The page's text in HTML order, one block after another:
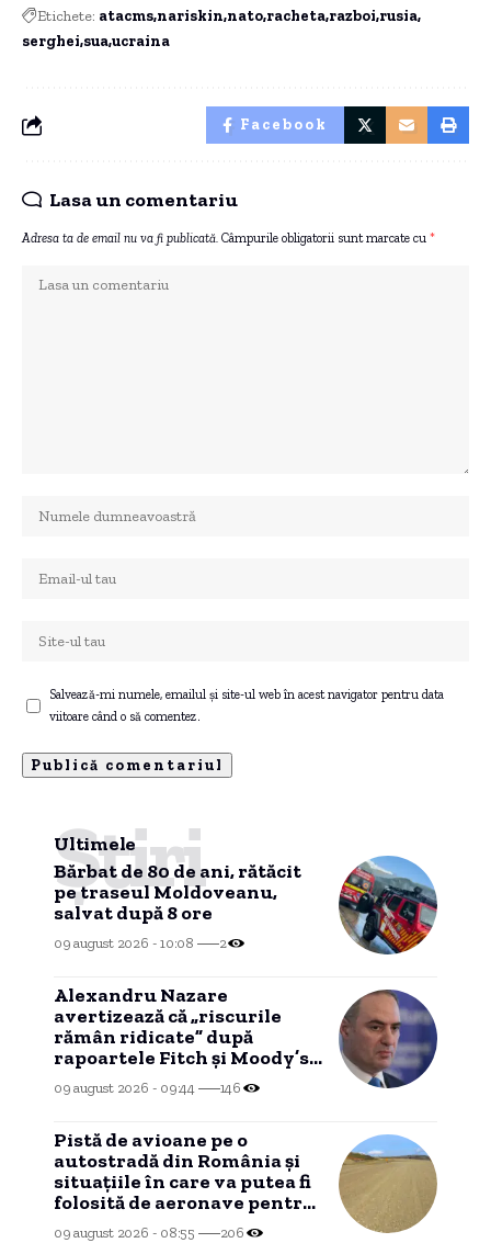
Etichete: atacms nariskin nato racheta razboi rusia
serghei suaucraina
Facebook
Lasa un comentariu
Adresa ta de email nu va fi publicată. Câmpurile obligatorii sunt marcate cu *
Salvează-mi numele, emailul și site-ul web în acest navigator pentru data
viitoare când o să comentez.
Ultimele
Știri
Bărbat de 80 de ani, rătăcit
pe traseul Moldoveanu,
salvat după 8 ore
09 august 2026 - 10:08 2
Alexandru Nazare
avertizează că „riscurile
rămân ridicate” după
rapoartele Fitch și Moody’s:
„Nu a fost o perioadă simplă”
09 august 2026 - 09:44 146
Pistă de avioane pe o
autostradă din România și
situațiile în care va putea fi
folosită de aeronave pentru
aterizare.
09 august 2026 - 08:55 206